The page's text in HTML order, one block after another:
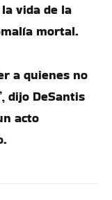
vida de la
mortal.
a quienes no
dijo DeSantis
acto